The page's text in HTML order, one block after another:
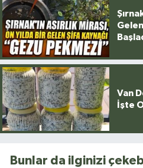
Van
İşte
Bunlar da ilginizi